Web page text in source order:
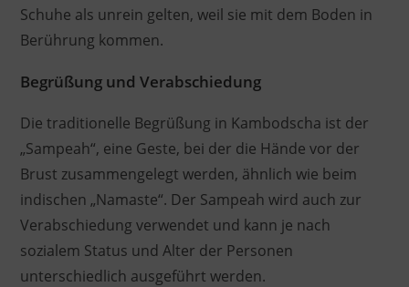
Schuhe als unrein gelten, weil sie mit dem Boden in
Berührung kommen.
Begrüßung und Verabschiedung
Die traditionelle Begrüßung in Kambodscha ist der
„Sampeah“, eine Geste, bei der die Hände vor der
Brust zusammengelegt werden, ähnlich wie beim
indischen „Namaste“. Der Sampeah wird auch zur
Verabschiedung verwendet und kann je nach
sozialem Status und Alter der Personen
unterschiedlich ausgeführt werden.